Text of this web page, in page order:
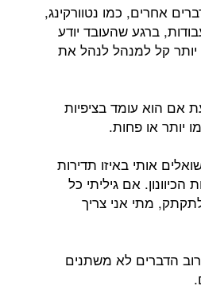
אחרים, כמו נטוורקינג,
ברגע שהעובד יודע
קל למנהל לנהל את
אם הוא עומד בציפיות
יותר או פחות.
אותי באיזו תדירות
אם גיליתי כל
מתי אני צריך
הדברים לא משתנים